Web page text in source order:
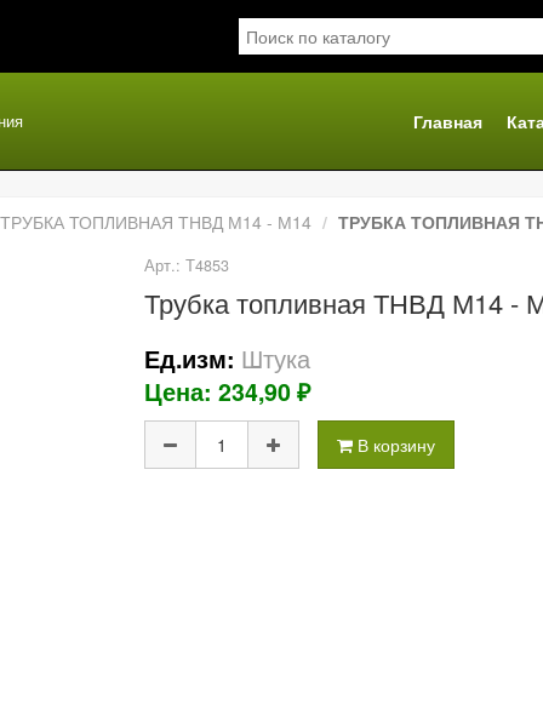
Главная
ТРУБКА ТОПЛИВНАЯ ТНВД М14 - М14 ТРУБКА ТОПЛИВНАЯ
Арт.: Т4853
Трубка топливная ТНВД М14 -
Ед.изм: Штука
Цена: 234,90 ₽
В корзину